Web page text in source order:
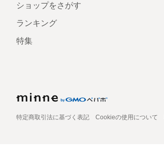
ショップをさがす
ランキング
特集
特定商取引法に基づく表記 Cookieの使用について